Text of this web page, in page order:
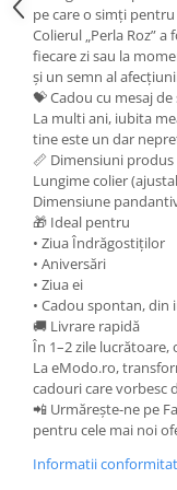
pe care o simți pentru
Colierul „Perla Roz”
fiecare zi sau la
și un semn al
💝 Cadou cu mesaj
La multi ani, iubita
tine este un dar
📏 Dimensiuni produs
Lungime colier
Dimensiune
🎁 Ideal pentru
• Ziua Îndrăgostiților
• Aniversări
• Ziua ei
• Cadou spontan, din
🚚 Livrare rapidă
În 1–2 zile lucrătoare,
La eModo.ro,
cadouri care vorbesc
📲 Urmărește-ne pe
pentru cele mai noi
Informatii